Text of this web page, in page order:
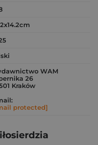
WAM
26
Kraków
protected]